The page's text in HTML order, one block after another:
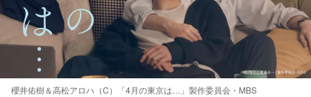
櫻井佑樹＆高松アロハ（C）「4月の東京は…」製作委員会・MBS